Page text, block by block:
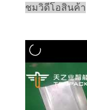
ชมวิดีโอสินค้า